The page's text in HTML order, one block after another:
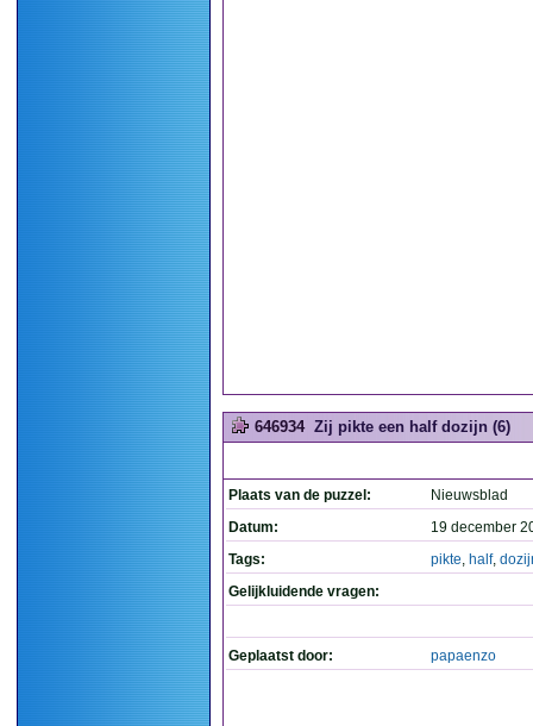
646934 Zij pikte een half dozijn (6)
Plaats van de puzzel:
Nieuwsblad
Datum:
19 december
Tags:
pikte, half,
Gelijkluidende vragen:
Geplaatst door: papaenzo